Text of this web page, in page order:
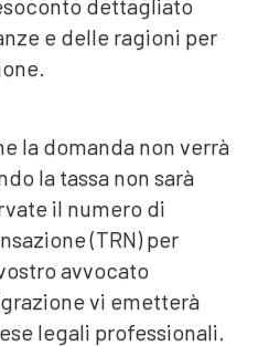
dettagliato
e delle ragioni per
la domanda non verrà
la tassa non sarà
il numero di
(TRN) per
avvocato
vi emetterà
legali professionali.